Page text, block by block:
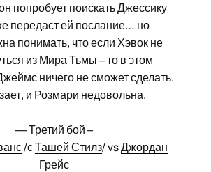
попробует поискать Джессику
передаст ей послание… но
понимать, что если Хэвок не
из Мира Тьмы – то в этом
ничего не сможет сделать.
и Розмари недовольна.
— Третий бой –
/сТашей Стилз/ vsДжордан
Грейс